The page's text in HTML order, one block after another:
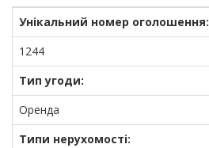
Унікальний номер оголошення:
1244
Тип угоди:
Оренда
Типи нерухомості: